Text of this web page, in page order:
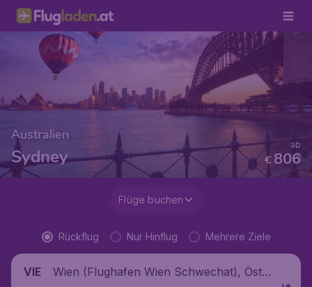
Australien
Sydney €806
ab
Flüge buchen
Rückflug Nur Hinflug Mehrere Ziele
VIE
Wien (Flughafen Wien Schwechat), Öste